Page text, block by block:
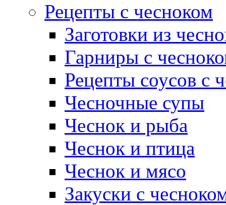
Рецепты с чесноком
Заготовки из
Гарниры с
Рецепты соусов с
Чесночные супы
Чеснок и рыба
Чеснок и птица
Чеснок и мясо
Закуски с